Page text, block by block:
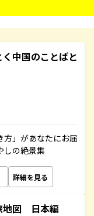
中国のことばと
方」があなたにお届
しの絶景集
詳細を見る
地図 日本編